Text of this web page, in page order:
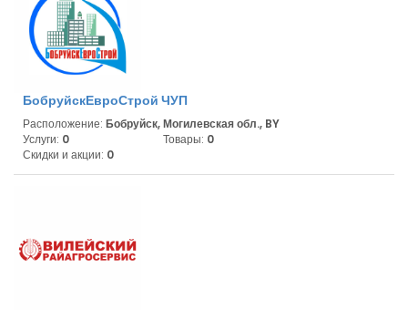
БобруйскЕвроСтрой ЧУП
Расположение: Бобруйск, Могилевская обл., BY
Услуги: 0 Товары: 0
Скидки и акции: 0